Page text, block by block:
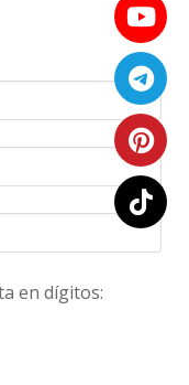
en dígitos: